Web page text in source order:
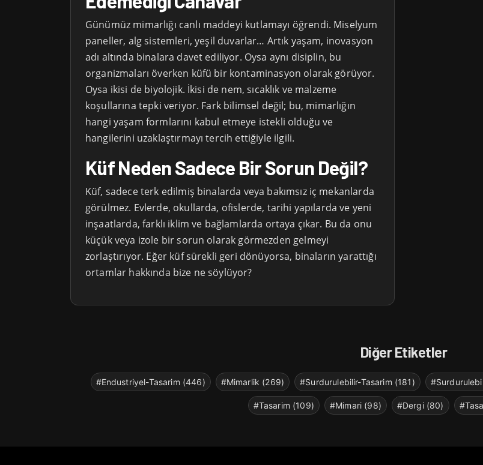
Günümüz mimarlığı canlı maddeyi kutlamayı öğrendi. Miselyum
paneller, alg sistemleri, yeşil duvarlar… Artık yaşam, inovasyon
adı altında binalara davet ediliyor. Oysa aynı disiplin, bu
organizmaları överken küfü bir kontaminasyon olarak görüyor.
Oysa ikisi de biyolojik. İkisi de nem, sıcaklık ve malzeme
koşullarına tepki veriyor. Fark bilimsel değil; bu, mimarlığın
hangi yaşam formlarını kabul etmeye istekli olduğu ve
hangilerini uzaklaştırmayı tercih ettiğiyle ilgili.
Küf Neden Sadece Bir Sorun Değil?
Küf, sadece terk edilmiş binalarda veya bakımsız iç mekanlarda
görülmez. Evlerde, okullarda, ofislerde, tarihi yapılarda ve yeni
inşaatlarda, farklı iklim ve bağlamlarda ortaya çıkar. Bu da onu
küçük veya izole bir sorun olarak görmezden gelmeyi
zorlaştırıyor. Eğer küf sürekli geri dönüyorsa, binaların yarattığı
ortamlar hakkında bize ne söylüyor?
Diğer Etiketler
#Endustriyel-Tasarim (446) #Mimarlik (269) #Surdurulebilir-Tasarim (181)
#Tasarim (109) #Mimari (98) #Dergi (80)